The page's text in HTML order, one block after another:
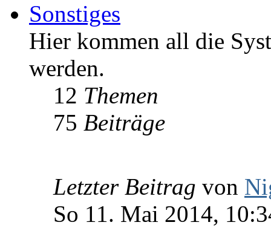
Sonstiges
Hier kommen all die
werden.
12 Themen
75 Beiträge
Letzter Beitrag von
So 11. Mai 2014,